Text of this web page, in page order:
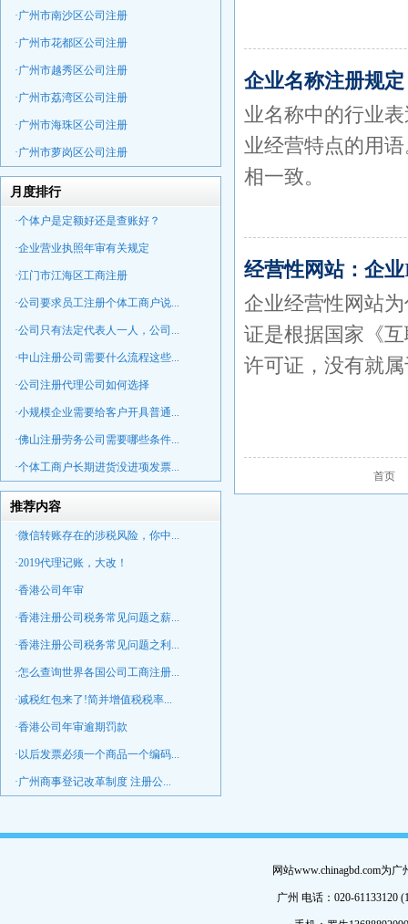
·广州市南沙区公司注册
·广州市花都区公司注册
·广州市越秀区公司注册
·广州市荔湾区公司注册
·广州市海珠区公司注册
·广州市萝岗区公司注册
月度排行
·个体户是定额好还是查账好？
·企业营业执照年审有关规定
·江门市江海区工商注册
·公司要求员工注册个体工商户说...
·公司只有法定代表人一人，公司...
·中山注册公司需要什么流程这些...
·公司注册代理公司如何选择
·小规模企业需要给客户开具普通...
·佛山注册劳务公司需要哪些条件...
·个体工商户长期进货没进项发票...
推荐内容
·微信转账存在的涉税风险，你中...
·2019代理记账，大改！
·香港公司年审
·香港注册公司税务常见问题之薪...
·香港注册公司税务常见问题之利...
·怎么查询世界各国公司工商注册...
·减税红包来了!简并增值税税率...
·香港公司年审逾期罚款
·以后发票必须一个商品一个编码...
·广州商事登记改革制度 注册公...
企业名称注册规定
业名称中的行业
业经营特点的用
相一致。
经营性网站：企
企业经营性网站
证是根据国家《
许可证，没有就
首页
网站www.chinagbd.com为
广州 电话：020-61133120